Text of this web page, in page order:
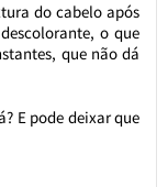
do cabelo após
o que
que não dá
E pode deixar que